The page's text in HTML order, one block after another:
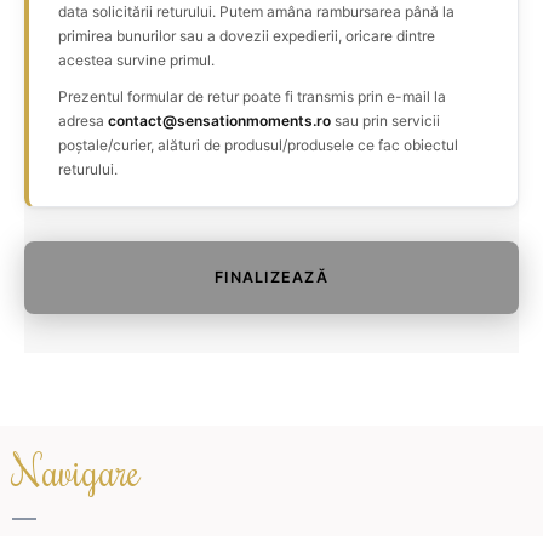
data solicitării returului. Putem amâna rambursarea până la
primirea bunurilor sau a dovezii expedierii, oricare dintre
acestea survine primul.
Prezentul formular de retur poate fi transmis prin e-mail la
adresa contact@sensationmoments.ro sau prin servicii
poștale/curier, alături de produsul/produsele ce fac obiectul
returului.
FINALIZEAZĂ
Navigare